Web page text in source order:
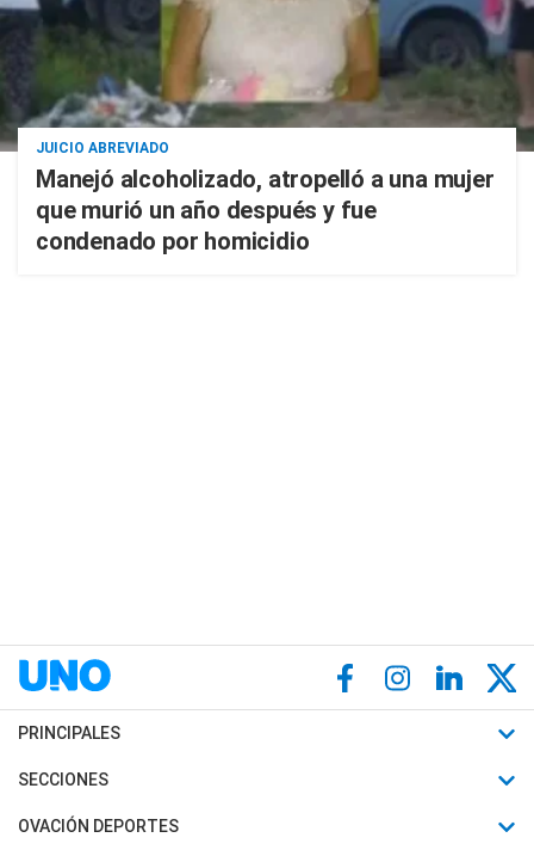
JUICIO ABREVIADO
Manejó alcoholizado, atropelló a una mujer
que murió un año después y fue
condenado por homicidio
PRINCIPALES
Últimas Noticias
Política
SECCIONES
Horóscopo
OVACIÓN DEPORTES